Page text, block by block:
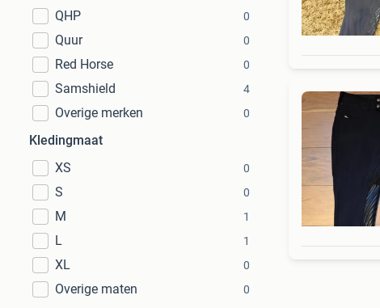
QHP 0
Quur 0
Red Horse 0
Samshield 4
Overige merken 0
Kledingmaat
XS
0
S 0
M 1
L 1
XL 0
Overige maten 0